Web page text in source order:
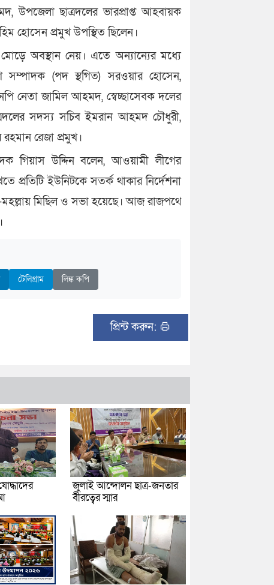
উপজেলা ছাত্রদলের ভারপ্রাপ্ত আহবায়ক
হোসেন প্রমুখ উপস্থিত ছিলেন।
অবস্থান নেয়। এতে অন্যান্যের মধ্যে
সম্পাদক (পদ স্থগিত) সরওয়ার হোসেন,
নেতা জামিল আহমদ, স্বেচ্ছাসেবক দলের
সদস্য সচিব ইমরান আহমদ চৌধুরী,
রেজা প্রমুখ।
গিয়াস উদ্দিন বলেন, আওয়ামী লীগের
ইউনিটকে সতর্ক থাকার নির্দেশনা
মিছিল ও সভা হয়েছে। আজ রাজপথে
টেলিগ্রাম লিঙ্ক কপি
প্রিন্ট করুন:
জুলাই আন্দোলন ছাত্র-জনতার
বীরত্বের স্মার